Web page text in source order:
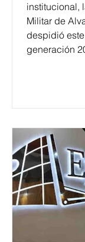
institucional,
Militar de
despidió
generación